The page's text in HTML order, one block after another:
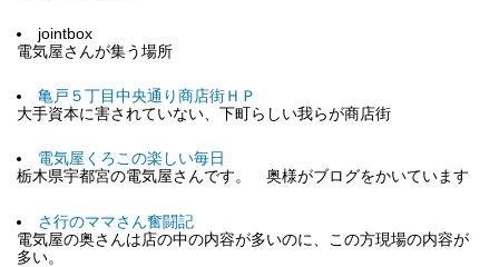
jointbox
電気屋さんが集う場所
亀戸５丁目中央通り商店街ＨＰ
大手資本に害されていない、下町らしい我らが商店街
電気屋くろこの楽しい毎日
栃木県宇都宮の電気屋さんです。 奥様がブログをかいています
さ行のママさん奮闘記
電気屋の奥さんは店の中の内容が多いのに、この方現場の内容が
多い。